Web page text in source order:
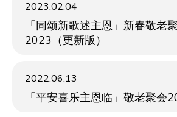
2023.02.04
「同颂新歌述主恩」新春敬老
2023（更新版）
2022.06.13
「平安喜乐主恩临」敬老聚会